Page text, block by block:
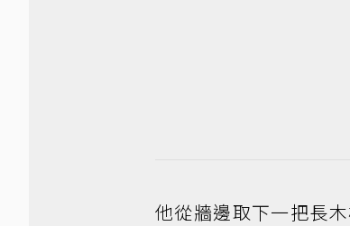
他從牆邊取下一把長